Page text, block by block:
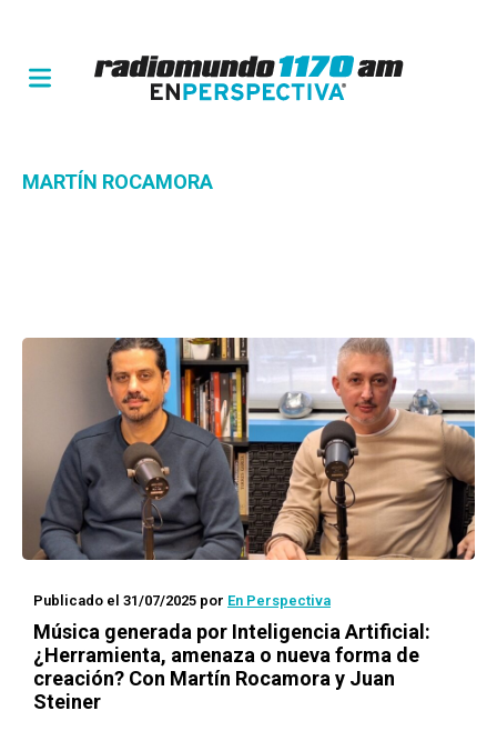
MARTÍN ROCAMORA
Publicado el 31/07/2025 por En Perspectiva
Música generada por Inteligencia Artificial:
¿Herramienta, amenaza o nueva forma de
creación? Con Martín Rocamora y Juan
Steiner